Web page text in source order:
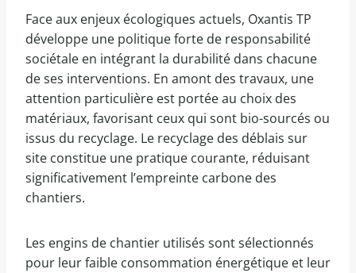
Face aux enjeux écologiques actuels, Oxantis TP
développe une politique forte de responsabilité
sociétale en intégrant la durabilité dans chacune
de ses interventions. En amont des travaux, une
attention particulière est portée au choix des
matériaux, favorisant ceux qui sont bio-sourcés ou
issus du recyclage. Le recyclage des déblais sur
site constitue une pratique courante, réduisant
significativement l’empreinte carbone des
chantiers.
Les engins de chantier utilisés sont sélectionnés
pour leur faible consommation énergétique et leur